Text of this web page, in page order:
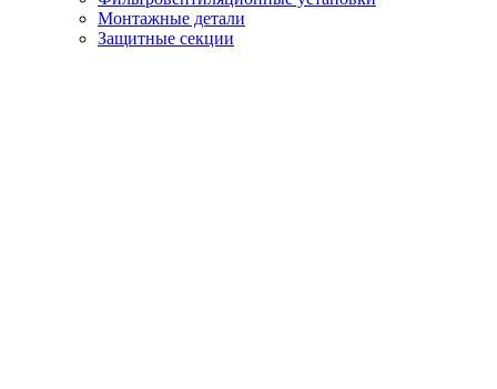
Монтажные детали
Защитные секции